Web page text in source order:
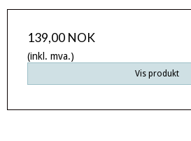
139,00 NOK
(inkl. mva.)
Vis produkt